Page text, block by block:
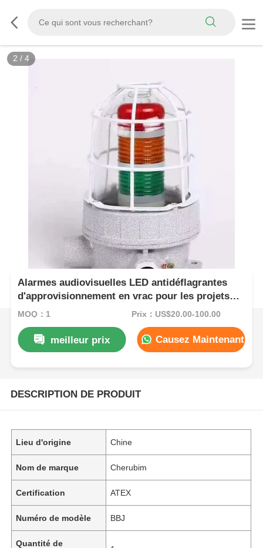
2 / 4
Alarmes audiovisuelles LED antidéflagrantes
d'approvisionnement en vrac pour les projets
industriels
MOQ：1 Prix：US$20.00-100.00
meilleur prix Causez Maintenant
DESCRIPTION DE PRODUIT
Lieu d'origine Chine
Nom de marque Cherubim
Certification ATEX
Numéro de modèle BBJ
Quantité de